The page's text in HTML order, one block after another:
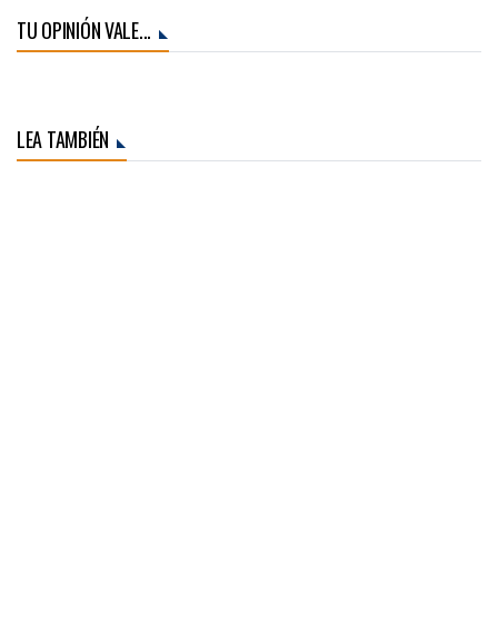
TU OPINIÓN VALE...
LEA TAMBIÉN